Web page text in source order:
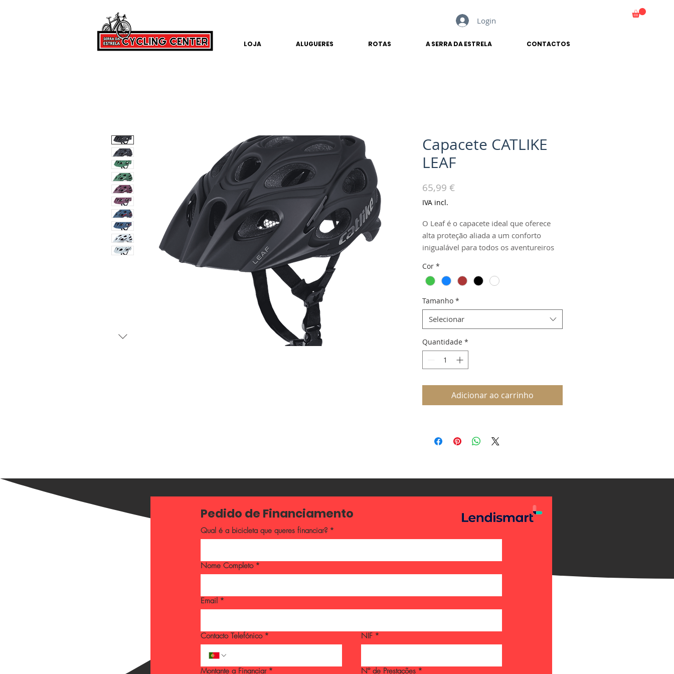
Login
LOJA ALUGUERES ROTAS A SERRA DA ESTRELA CONTACTOS
Capacete CATLIKE
LEAF
65,99 €Preço
IVA incl.
O Leaf é o capacete ideal que oferece
alta proteção aliada a um conforto
inigualável para todos os aventureiros
representa o nosso melhor
compromisso entre o máximo
desempenho e o conforto.
Cor *
Tamanho *
Selecionar
Quantidade *
Adicionar ao carrinho
Qual é a bicicleta que queres financiar? *
Nome Completo *
Email *
Contacto Telefónico * NIF *
Montante a Financiar * Nº de Prestações *